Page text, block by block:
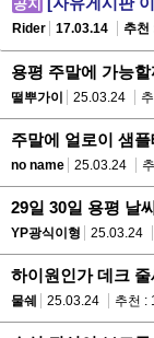
공지
Rider
17.03.14 추천
용평 주말에 가능
떨뿌가이
25.03.24
주말에 얼로이 샘
no name
25.03.24
29일 30일 용평 날씨
YP광식이형
25.03.24
하이원인가 데크
물쉐
25.03.24 추천 :